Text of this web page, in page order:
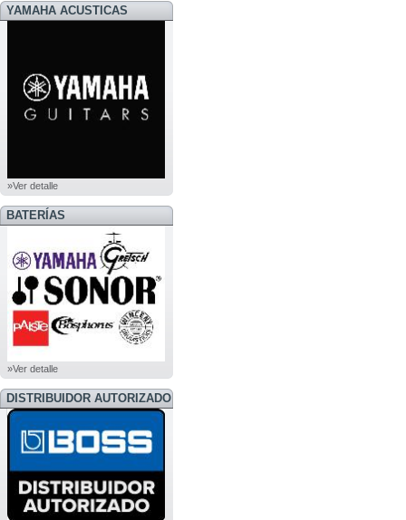
YAMAHA ACUSTICAS
»Ver detalle
BATERÍAS
»Ver detalle
DISTRIBUIDOR AUTORIZADO
BOSS